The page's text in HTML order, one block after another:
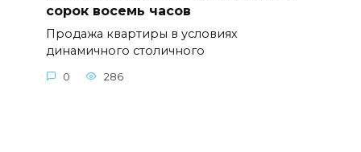
сорок восемь часов
Продажа квартиры в условиях
динамичного столичного
0 286